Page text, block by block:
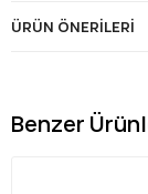
ÜRÜN ÖNERILERI
Benzer